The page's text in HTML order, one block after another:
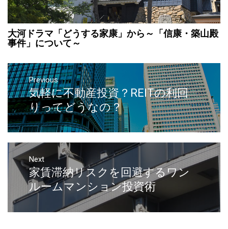
大河ドラマ「どうする家康」から～「信康・築山殿
事件」について～
Previous
気軽に不動産投資？REITの利回
りってどうなの？
Next
家賃滞納リスクを回避するワン
ルームマンション投資術